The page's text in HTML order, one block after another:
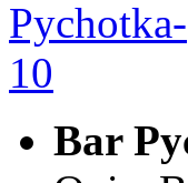
Bar